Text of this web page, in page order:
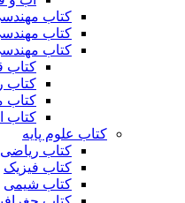
کتاب
کتاب
کتاب
کتاب
کتاب
کتاب
کتاب
کتاب علوم پایه
کتاب ریاضی
کتاب فیزیک
کتاب شیمی